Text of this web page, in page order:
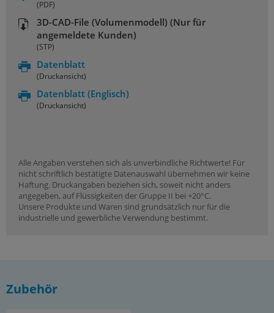
(PDF)
3D-CAD-File (Volumenmodell) (Nur für
angemeldete Kunden)
(STP)
Datenblatt
(Druckansicht)
Datenblatt (Englisch)
(Druckansicht)
Alle Angaben verstehen sich als unverbindliche Richtwerte! Für
nicht schriftlich bestätigte Datenauswahl übernehmen wir keine
Haftung. Druckangaben beziehen sich, soweit nicht anders
angegeben, auf Flüssigkeiten der Gruppe II bei +20°C.
Unsere Produkte und Waren sind grundsätzlich nur für die
industrielle und gewerbliche Verwendung bestimmt.
Zubehör